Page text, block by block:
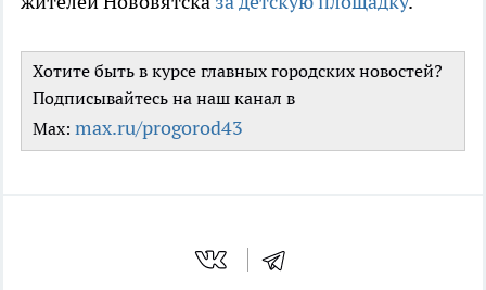
Хотите быть в курсе главных городских новостей?
Подписывайтесь на наш канал в
Max: max.ru/progorod43